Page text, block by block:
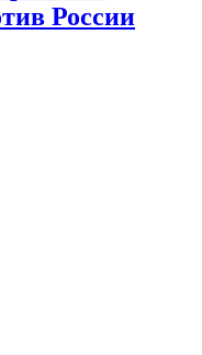
России